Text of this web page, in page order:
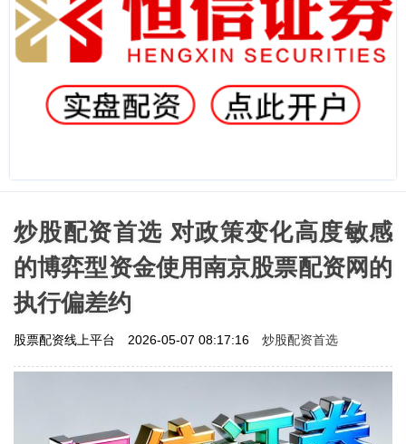
炒股配资首选 对政策变化高度敏感
的博弈型资金使用南京股票配资网的
执行偏差约
股票配资线上平台 2026-05-07 08:17:16 炒股配资首选